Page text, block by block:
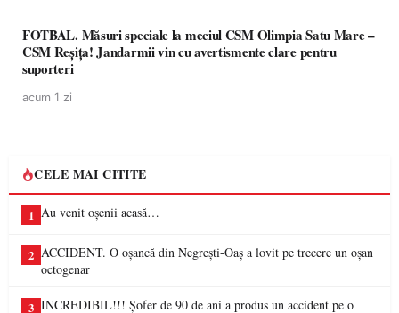
FOTBAL. Măsuri speciale la meciul CSM Olimpia Satu Mare –
CSM Reșița! Jandarmii vin cu avertismente clare pentru
suporteri
acum 1 zi
CELE MAI CITITE
1 Au venit oșenii acasă…
2 ACCIDENT. O oșancă din Negrești-Oaș a lovit pe trecere un oșan
octogenar
3 INCREDIBIL!!! Șofer de 90 de ani a produs un accident pe o